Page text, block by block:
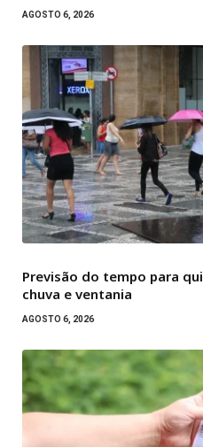
AGOSTO 6, 2026
Previsão do tempo para
chuva e ventania
AGOSTO 6, 2026